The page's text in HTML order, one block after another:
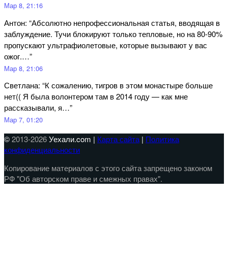
Мар 8, 21:16
Антон: “Абсолютно непрофессиональная статья, вводящая в
заблуждение. Тучи блокируют только тепловые, но на 80-90%
пропускают ультрафиолетовые, которые вызывают у вас
ожог.…”
Мар 8, 21:06
Светлана: “К сожалению, тигров в этом монастыре больше
нет(( Я была волонтером там в 2014 году — как мне
рассказывали, я…”
Мар 7, 01:20
©2013-2026Уехали.com | Карта сайта| Политика
конфиденциальности
Копирование материалов с этого сайта запрещено законом
РФ "Об авторском праве и смежных правах".